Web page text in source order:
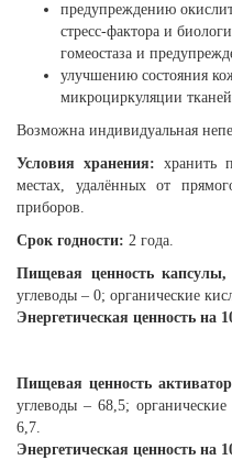
предупреждению
стресс-фактора и
гомеостаза и
улучшению состояния
микроциркуляции
Возможна индивидуальная
Условия хранения: хранить
местах, удалённых от
приборов.
Срок годности: 2 года.
Пищевая ценность капсулы,
углеводы – 0; органические
Энергетическая ценность на
Пищевая ценность
углеводы – 68,5;
6,7.
Энергетическая ценность на